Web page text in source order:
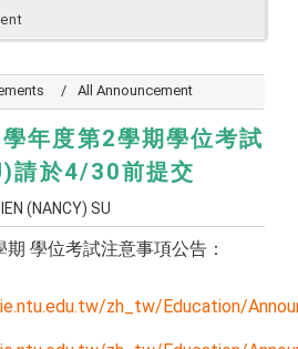
All Announcement
年度第2學期學位考試
請於4/30前提交
(NANCY) SU
學位考試注意事項公告：
zh_tw/Education/